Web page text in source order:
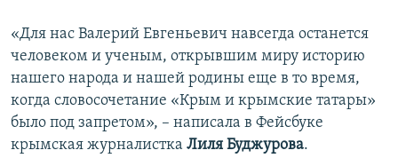
«Для нас Валерий Евгеньевич навсегда останется
человеком и ученым, открывшим миру историю
нашего народа и нашей родины еще в то время,
когда словосочетание «Крым и крымские татары»
было под запретом», – написала в Фейсбуке
крымская журналистка Лиля Буджурова.